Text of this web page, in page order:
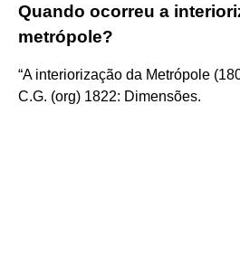
Quando ocorreu a
metrópole?
“A interiorização da Metrópole
C.G. (org) 1822: Dimensões.